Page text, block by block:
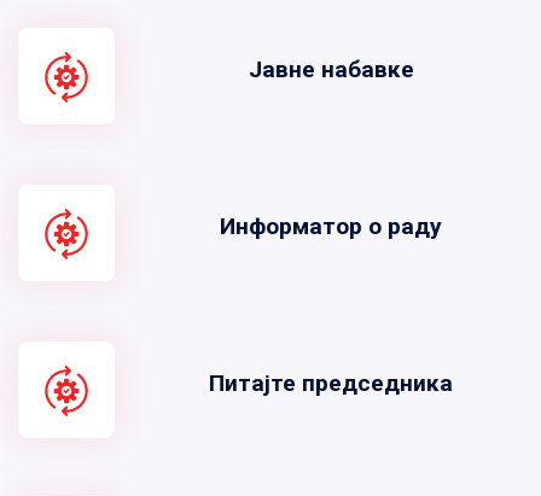
Јавне набавке
Информатор о раду
Питајте председника